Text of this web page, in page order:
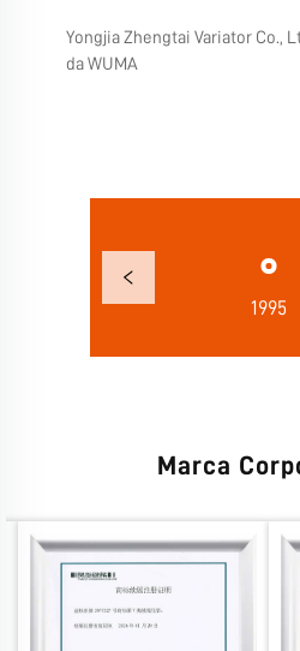
Yongjia Zhengtai Variator Co.,
da WUMA
1995
Marca